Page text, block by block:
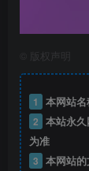
版权声明
1 本网站名
2 本站永久
为准
3 本网站